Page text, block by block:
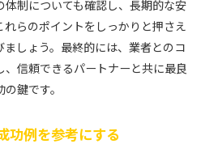
体制についても確認し、長期的な安
らのポイントをしっかりと押さえ
しょう。最終的には、業者とのコ
、信頼できるパートナーと共に最良
鍵です。
功例を参考にする